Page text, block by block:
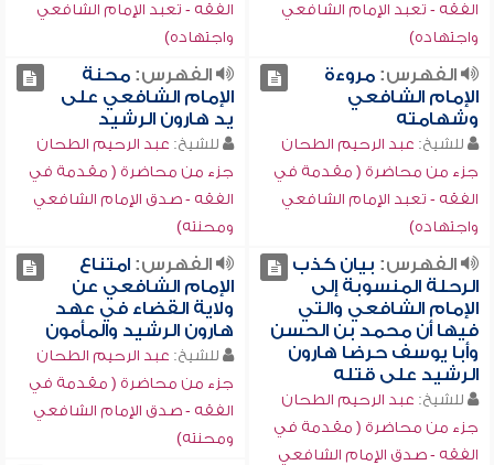
الفقه - تعبد الإمام الشافعي
واجتهاده)
الفقه - تعبد الإمام الشافعي
واجتهاده)
الفهرس:مروءة
الإمام الشافعي
وشهامته
للشيخ: عبد الرحيم الطحان
جزء من محاضرة ( مقدمة في
الفقه - تعبد الإمام الشافعي
واجتهاده)
الفهرس:محنة
الإمام الشافعي على
يد هارون الرشيد
للشيخ: عبد الرحيم الطحان
جزء من محاضرة ( مقدمة في
الفقه - صدق الإمام الشافعي
ومحنته)
الفهرس: بيان كذب
الرحلة المنسوبة إلى
الإمام الشافعي والتي
فيها أن محمد بن الحسن
وأبا يوسف حرضا هارون
الرشيد على قتله
للشيخ: عبد الرحيم الطحان
جزء من محاضرة ( مقدمة في
الفقه - صدق الإمام الشافعي
الفهرس:امتناع
الإمام الشافعي عن
ولاية القضاء في عهد
هارون الرشيد والمأمون
للشيخ: عبد الرحيم الطحان
جزء من محاضرة ( مقدمة في
الفقه - صدق الإمام الشافعي
ومحنته)